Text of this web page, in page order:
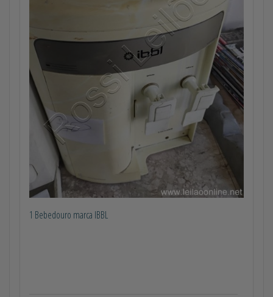
1 Bebedouro marca IBBL